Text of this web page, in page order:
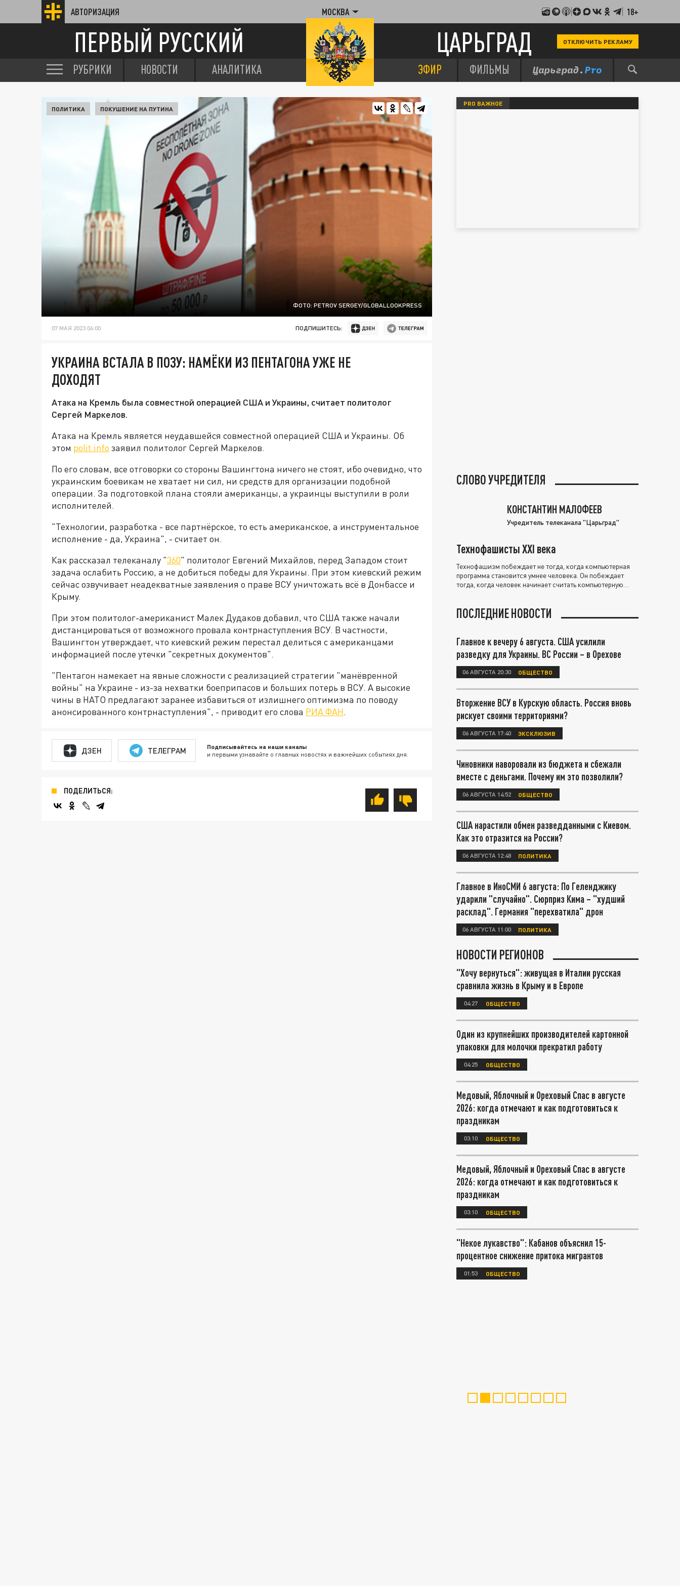
АВТОРИЗАЦИЯ МОСКВА 18+
ПЕРВЫЙ РУССКИЙ ЦАРЬГРАД ОТКЛЮЧИТЬ РЕКЛАМУ
РУБРИКИ НОВОСТИ АНАЛИТИКА ЭФИР ФИЛЬМЫ
ФОТО: PETROV SERGEY/GLOBALLOOKPRESS
ПОЛИТИКА ПОКУШЕНИЕ НА ПУТИНА
07 МАЯ 2023 06:00 ПОДПИШИТЕСЬ:
УКРАИНА ВСТАЛА В ПОЗУ: НАМЁКИ ИЗ ПЕНТАГОНА УЖЕ НЕ
ДОХОДЯТ
Атака на Кремль была совместной операцией США и Украины, считает политолог
Сергей Маркелов.
Атака на Кремль является неудавшейся совместной операцией США и Украины. Об
этом polit.info заявил политолог Сергей Маркелов.
По его словам, все отговорки со стороны Вашингтона ничего не стоят, ибо очевидно, что
украинским боевикам не хватает ни сил, ни средств для организации подобной
операции. За подготовкой плана стояли американцы, а украинцы выступили в роли
исполнителей.
"Технологии, разработка - все партнёрское, то есть американское, а инструментальное
исполнение - да, Украина", - считает он.
Как рассказал телеканалу "360" политолог Евгений Михайлов, перед Западом стоит
задача ослабить Россию, а не добиться победы для Украины. При этом киевский режим
сейчас озвучивает неадекватные заявления о праве ВСУ уничтожать всё в Донбассе и
Крыму.
При этом политолог-американист Малек Дудаков добавил, что США также начали
дистанцироваться от возможного провала контрнаступления ВСУ. В частности,
Вашингтон утверждает, что киевский режим перестал делиться с американцами
информацией после утечки "секретных документов".
"Пентагон намекает на явные сложности с реализацией стратегии "манёвренной
войны" на Украине - из-за нехватки боеприпасов и больших потерь в ВСУ. А высокие
чины в НАТО предлагают заранее избавиться от излишнего оптимизма по поводу
анонсированного контрнаступления", - приводит его слова РИА ФАН.
ДЗЕН ТЕЛЕГРАМ Подписывайтесь на наши каналы
и первыми узнавайте о главных новостях и важнейших событиях дня.
ПОДЕЛИТЬСЯ:
PRO ВАЖНОЕ
СЛОВО УЧРЕДИТЕЛЯ
КОНСТАНТИН МАЛОФЕЕВ
Учредитель телеканала "Царьград"
Технофашисты XXI века
Технофашизм побеждает не тогда, когда компьютерная
программа становится умнее человека. Он побеждает
тогда, когда человек начинает считать компьютерную
ПОСЛЕДНИЕ НОВОСТИ
Главное к вечеру 6 августа. США усилили
разведку для Украины. ВС России – в Орехове
06 АВГУСТА 20:30 ОБЩЕСТВО
Вторжение ВСУ в Курскую область. Россия вновь
рискует своими территориями?
06 АВГУСТА 17:40 ЭКСКЛЮЗИВ
Чиновники наворовали из бюджета и сбежали
вместе с деньгами. Почему им это позволили?
06 АВГУСТА 14:52 ОБЩЕСТВО
США нарастили обмен разведданными с Киевом.
Как это отразится на России?
06 АВГУСТА 12:48 ПОЛИТИКА
Главное в ИноСМИ 6 августа: По Геленджику
ударили "случайно". Сюрприз Кима – "худший
расклад". Германия "перехватила" дрон
06 АВГУСТА 11:00 ПОЛИТИКА
НОВОСТИ РЕГИОНОВ
"Хочу вернуться": живущая в Италии русская
сравнила жизнь в Крыму и в Европе
04:27 ОБЩЕСТВО
Один из крупнейших производителей картонной
упаковки для молочки прекратил работу
04:25 ОБЩЕСТВО
Медовый, Яблочный и Ореховый Спас в августе
2026: когда отмечают и как подготовиться к
праздникам
03:10 ОБЩЕСТВО
Медовый, Яблочный и Ореховый Спас в августе
2026: когда отмечают и как подготовиться к
праздникам
03:10 ОБЩЕСТВО
"Некое лукавство": Кабанов объяснил 15-
процентное снижение притока мигрантов
01:53 ОБЩЕСТВО